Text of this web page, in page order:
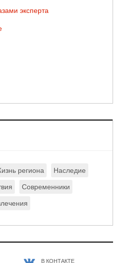
эксперта
региона Наследие
Современники
В КОНТАКТЕ